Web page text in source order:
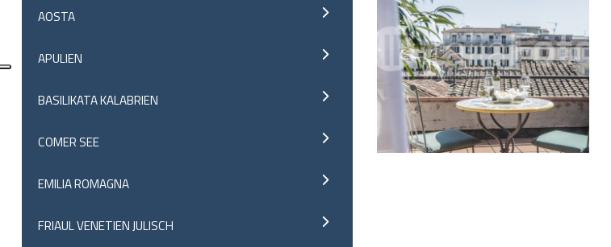
AOSTA
APULIEN
BASILIKATA KALABRIEN
COMER SEE
EMILIA ROMAGNA
FRIAUL VENETIEN JULISCH